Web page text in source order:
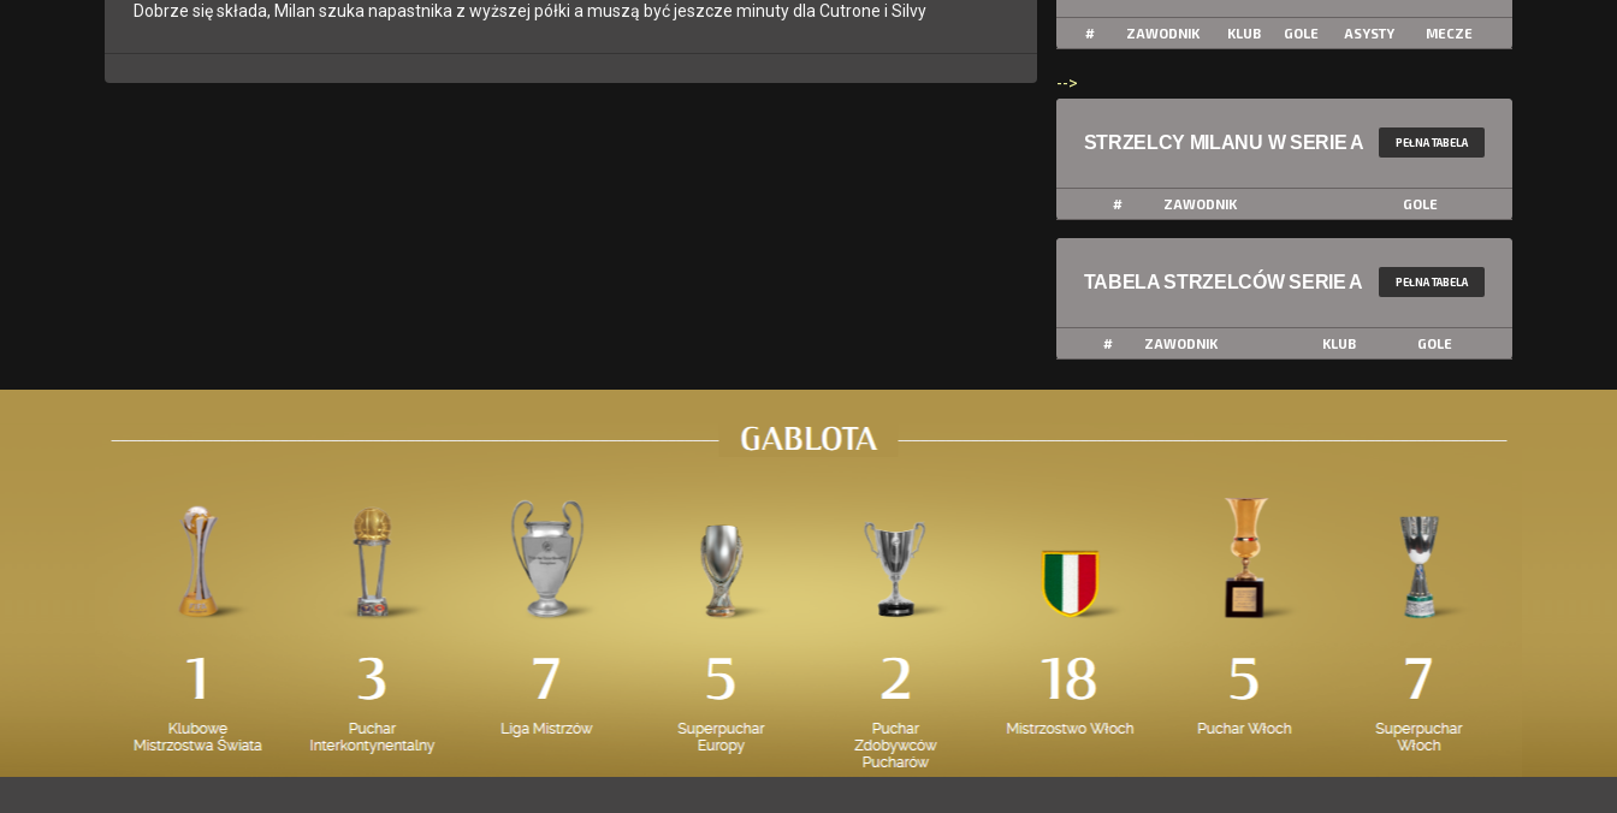
Dobrze się składa, Milan szuka napastnika z wyższej półki a muszą być jeszcze minuty dla Cutrone i Silvy
# ZAWODNIK KLUB GOLE ASYSTY MECZE
-->
STRZELCY MILANU W SERIE A PEŁNA TABELA
# ZAWODNIK GOLE
TABELA STRZELCÓW SERIE A PEŁNA TABELA
# ZAWODNIK KLUB GOLE